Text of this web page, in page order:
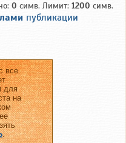
0 симв. Лимит: 1200 симв.
публикации
все
для
на
.